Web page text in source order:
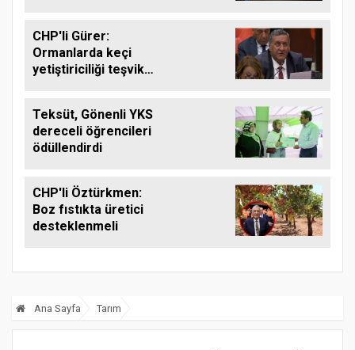
CHP'li Gürer:
Ormanlarda keçi
yetiştiriciliği teşvik
Teksüt, Gönenli YKS
dereceli öğrencileri
ödüllendirdi
CHP'li Öztürkmen:
Boz fıstıkta üretici
desteklenmeli
Ana Sayfa Tarım